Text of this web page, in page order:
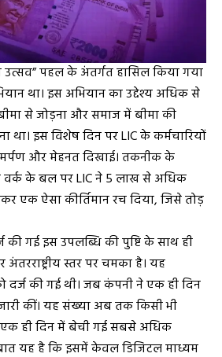
उत्सव” पहल के अंतर्गत हासिल किया गया
था। इस अभियान का उद्देश्य अधिक से
से जोड़ना और समाज में बीमा की
था। इस विशेष दिन पर LIC के कर्मचारियों
और मेहनत दिखाई। तकनीक के
के बल पर LIC ने 5 लाख से अधिक
एक ऐसा कीर्तिमान रच दिया, जिसे तोड़
की गई इस उपलब्धि की पुष्टि के साथ ही
स्तर पर चमका है। यह
दर्ज की गई थी। जब कंपनी ने एक ही दिन
कीं। यह संख्या अब तक किसी भी
एक ही दिन में बेची गई सबसे अधिक
यह है कि इसमें केवल डिजिटल माध्यम